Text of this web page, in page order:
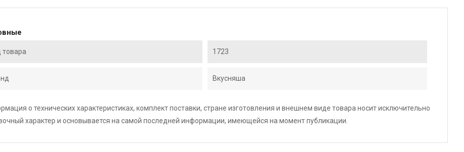
товара 1723
Вкусняша
о технических характеристиках, комплект поставки, стране изготовления и внешнем виде товара носит исключительно
характер и основывается на самой последней информации, имеющейся на момент публикации.